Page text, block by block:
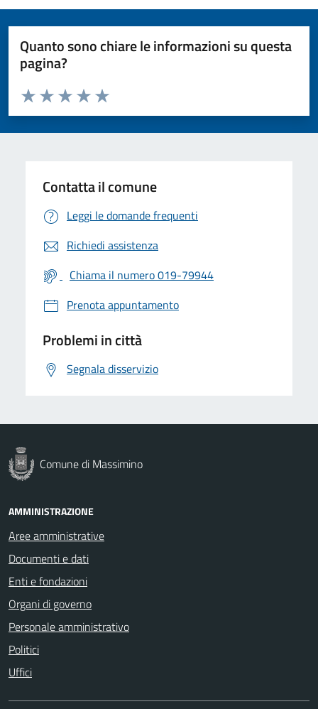
Quanto sono chiare le informazioni su questa
pagina?
Valuta da 1 a 5 stelle la pagina
Valuta 5 stelle su 5
Valuta 4 stelle su 5
Valuta 3 stelle su 5
Valuta 2 stelle su 5
Valuta 1 stelle su 5
Contatta il comune
Leggi le domande frequenti
Richiedi assistenza
Chiama il numero 019-79944
Prenota appuntamento
Problemi in città
Segnala disservizio
Comune di Massimino
AMMINISTRAZIONE
Aree amministrative
Documenti e dati
Enti e fondazioni
Organi di governo
Personale amministrativo
Politici
Uffici